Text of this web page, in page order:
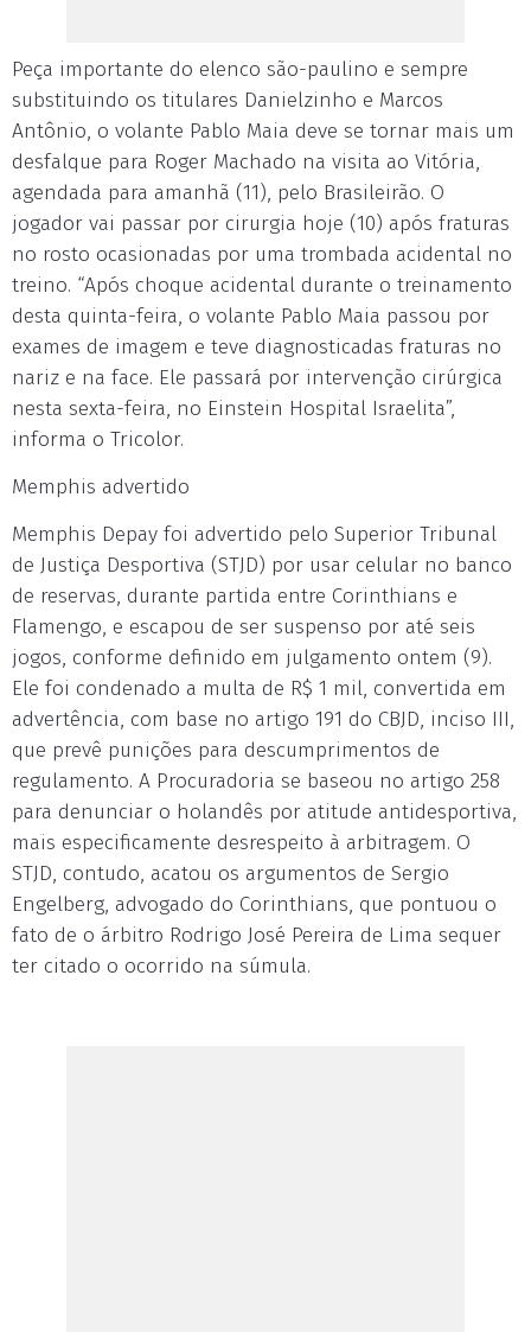
Peça importante do elenco são-paulino e sempre
substituindo os titulares Danielzinho e Marcos
Antônio, o volante Pablo Maia deve se tornar mais um
desfalque para Roger Machado na visita ao Vitória,
agendada para amanhã (11), pelo Brasileirão. O
jogador vai passar por cirurgia hoje (10) após fraturas
no rosto ocasionadas por uma trombada acidental no
treino. “Após choque acidental durante o treinamento
desta quinta-feira, o volante Pablo Maia passou por
exames de imagem e teve diagnosticadas fraturas no
nariz e na face. Ele passará por intervenção cirúrgica
nesta sexta-feira, no Einstein Hospital Israelita”,
informa o Tricolor.
Memphis advertido
Memphis Depay foi advertido pelo Superior Tribunal
de Justiça Desportiva (STJD) por usar celular no banco
de reservas, durante partida entre Corinthians e
Flamengo, e escapou de ser suspenso por até seis
jogos, conforme definido em julgamento ontem (9).
Ele foi condenado a multa de R$ 1 mil, convertida em
advertência, com base no artigo 191 do CBJD, inciso III,
que prevê punições para descumprimentos de
regulamento. A Procuradoria se baseou no artigo 258
para denunciar o holandês por atitude antidesportiva,
mais especificamente desrespeito à arbitragem. O
STJD, contudo, acatou os argumentos de Sergio
Engelberg, advogado do Corinthians, que pontuou o
fato de o árbitro Rodrigo José Pereira de Lima sequer
ter citado o ocorrido na súmula.